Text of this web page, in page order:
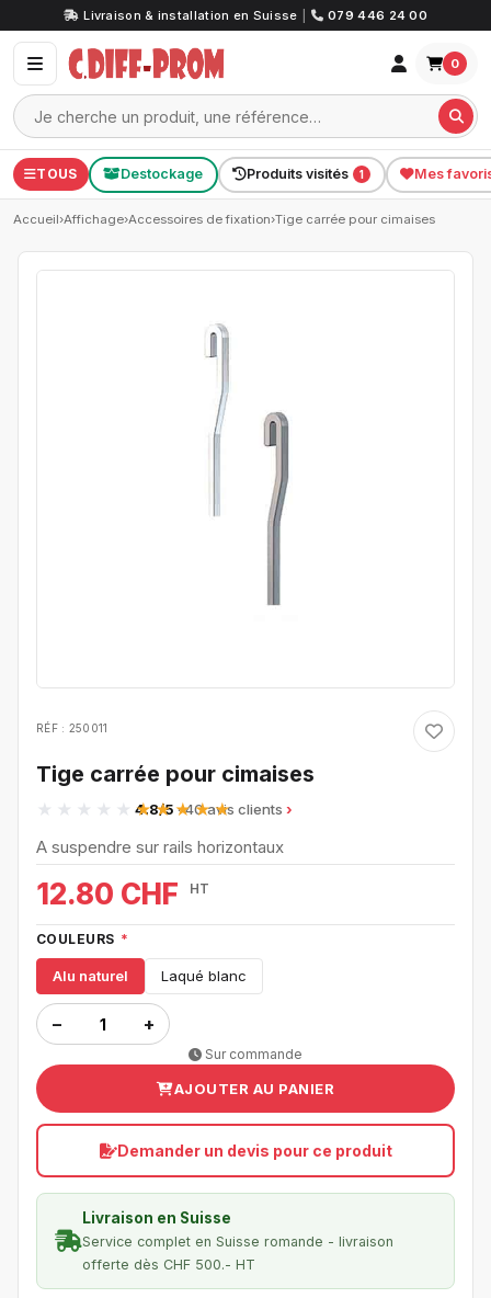
Livraison & installation en Suisse 079 446 24 00
0
TOUS Destockage Produits visités 1 Mes
Accueil›Affichage›Accessoires de fixation›Tige carrée pour cimaises
RÉF : 250011
Tige carrée pour cimaises
4.8/5· 40 avis clients
A suspendre sur rails horizontaux
12.80 CHF HT
COULEURS *
Alu naturel Laqué blanc
− +
Sur commande
AJOUTER AU PANIER
Demander un devis pour ce produit
Livraison en Suisse
Service complet en Suisse romande - livraison
offerte dès CHF 500.- HT